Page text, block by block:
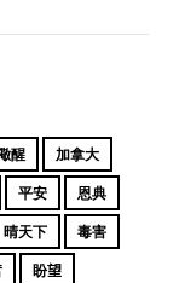
醒 加拿大
平安 恩典
晴天下 毒害
盼望